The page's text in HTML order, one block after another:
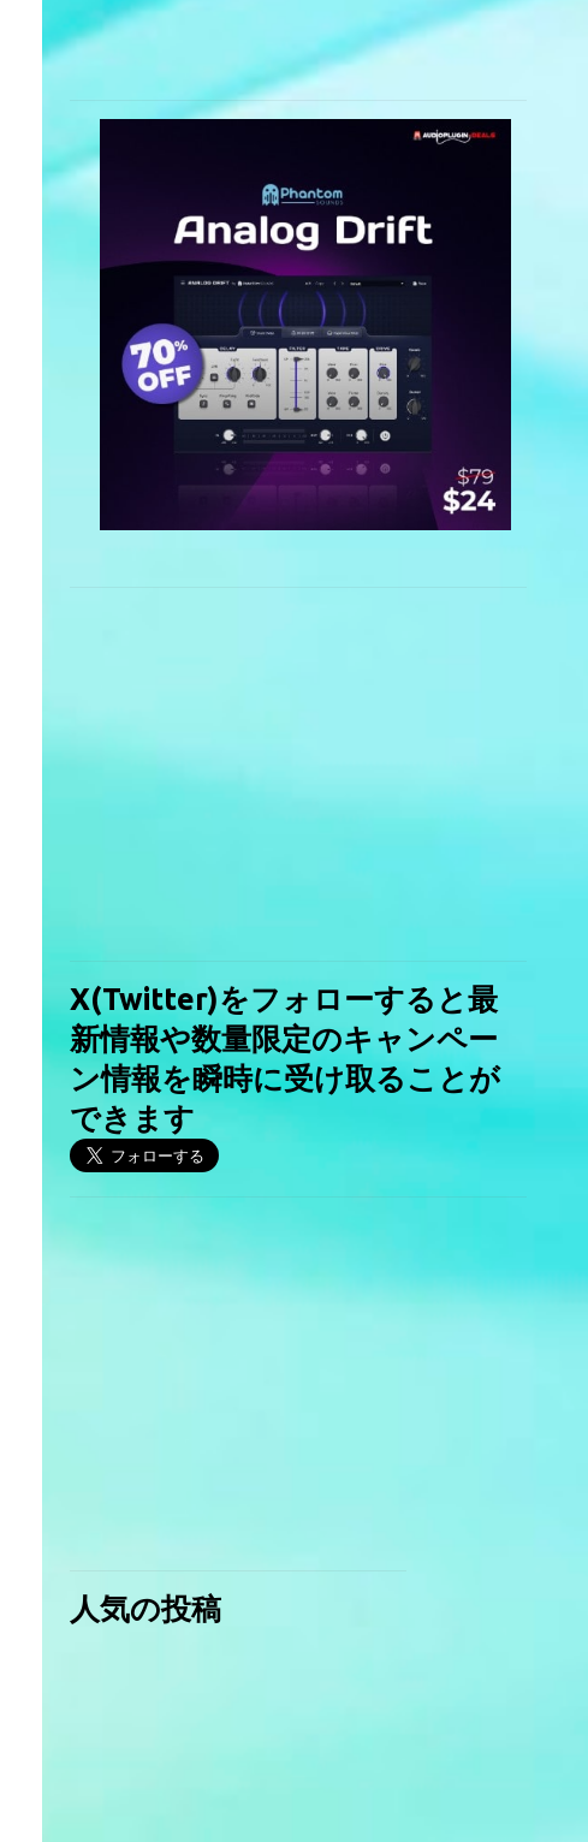
X(Twitter)をフォローすると最
新情報や数量限定のキャンペー
ン情報を瞬時に受け取ることが
できます
人気の投稿